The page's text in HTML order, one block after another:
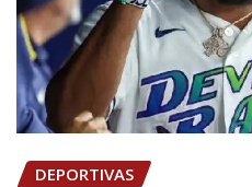
DEPORTIVAS